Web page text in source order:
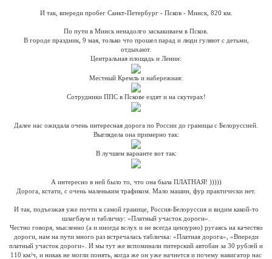
И так, впереди пробег Санкт-Петербург - Псков - Минск, 820 км.
По пути в Минск ненадолго заскакиваем в Псков.
В городе праздник, 9 мая, только что прошел парад и люди гуляют с детьми,
отдыхают.
Центральная площадь и Ленин:
Местный Кремль и набережная:
Сотрудники ППС в Пскове ездят и на скутерах!
Далее нас ожидала очень интересная дорога по России до границы с Белоруссией.
Выглядела она примерно так:
В лучшем варианте вот так:
А интересно в ней было то, что она была ПЛАТНАЯ! )))))
Дорога, кстати, с очень маленьким трафиком. Мало машин, фур практически нет.
И так, подъезжая уже почти к самой границе, Россия-Белоруссия и видим какой-то
шлагбаум и табличку: «Платный участок дороги».
Честно говоря, мысленно (а и иногда вслух и не всегда цензурно) ругаясь на качество
дороги, нам на пути много раз встречалась табличка: «Платная дорога», «Впереди
платный участок дороги». И мы тут же вспоминали питерский автобан за 30 рублей и
110 км/ч, и никак не могли понять, когда же он уже начнется и почему навигатор нас